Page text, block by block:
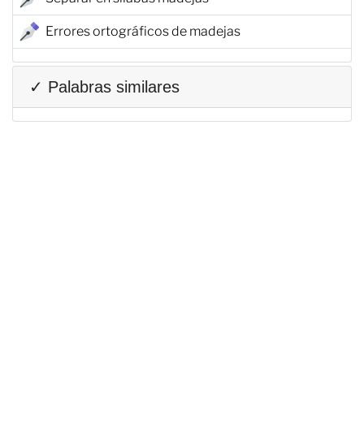
Errores ortográficos de madejas
✓ Palabras similares